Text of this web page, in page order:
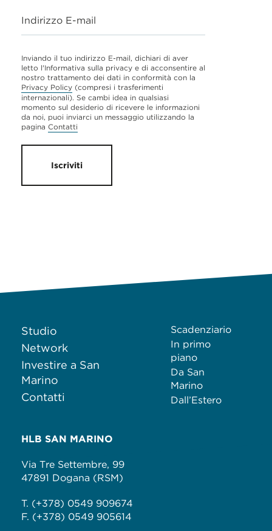
Indirizzo E-mail
Inviando il tuo indirizzo E-mail, dichiari di aver
letto l'Informativa sulla privacy e di acconsentire al
nostro trattamento dei dati in conformità con la
Privacy Policy (compresi i trasferimenti
internazionali). Se cambi idea in qualsiasi
momento sul desiderio di ricevere le informazioni
da noi, puoi inviarci un messaggio utilizzando la
pagina Contatti
Iscriviti
Studio
Network
Investire a San
Marino
Contatti
Scadenziario
In primo
piano
Da San
Marino
Dall’Estero
HLB SAN MARINO
Via Tre Settembre, 99
47891 Dogana (RSM)
T. (+378) 0549 909674
F. (+378) 0549 905614